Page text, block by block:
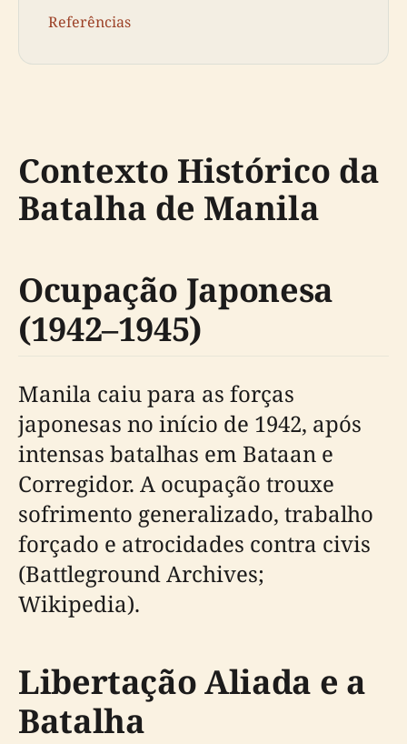
Referências
Contexto Histórico da
Batalha de Manila
Ocupação Japonesa
(1942–1945)
Manila caiu para as forças
japonesas no início de 1942, após
intensas batalhas em Bataan e
Corregidor. A ocupação trouxe
sofrimento generalizado, trabalho
forçado e atrocidades contra civis
(Battleground Archives;
Wikipedia).
Libertação Aliada e a
Batalha